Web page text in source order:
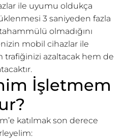
ile uyumu oldukça
3 saniyeden fazla
olmadığını
mobil cihazlar ile
trafiğinizi azaltacak hem de
İşletmem
katılmak son derece